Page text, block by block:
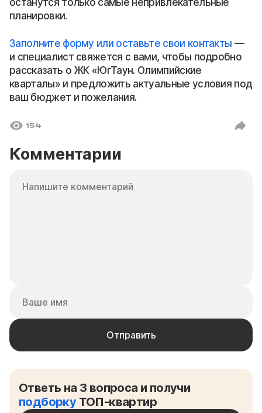
останутся только самые непривлекательные
планировки.
Заполните форму или оставьте свои контакты —
и специалист свяжется с вами, чтобы подробно
рассказать о ЖК «ЮгТаун. Олимпийские
кварталы» и предложить актуальные условия под
ваш бюджет и пожелания.
154
Комментарии
Ответь на 3 вопроса и получи
подборкуТОП-квартир